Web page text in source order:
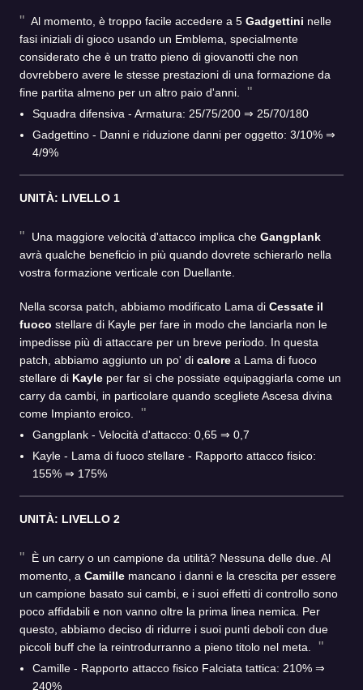
Al momento, è troppo facile accedere a 5 Gadgettini nelle
fasi iniziali di gioco usando un Emblema, specialmente
considerato che è un tratto pieno di giovanotti che non
dovrebbero avere le stesse prestazioni di una formazione da
fine partita almeno per un altro paio d'anni.
Squadra difensiva - Armatura: 25/75/200 ⇒ 25/70/180
Gadgettino - Danni e riduzione danni per oggetto: 3/10% ⇒
4/9%
UNITÀ: LIVELLO 1
Una maggiore velocità d'attacco implica che Gangplank
avrà qualche beneficio in più quando dovrete schierarlo nella
vostra formazione verticale con Duellante.
Nella scorsa patch, abbiamo modificato Lama di Cessate il
fuoco stellare di Kayle per fare in modo che lanciarla non le
impedisse più di attaccare per un breve periodo. In questa
patch, abbiamo aggiunto un po' di calore a Lama di fuoco
stellare di Kayle per far sì che possiate equipaggiarla come un
carry da cambi, in particolare quando scegliete Ascesa divina
come Impianto eroico.
Gangplank - Velocità d'attacco: 0,65 ⇒ 0,7
Kayle - Lama di fuoco stellare - Rapporto attacco fisico:
155% ⇒ 175%
UNITÀ: LIVELLO 2
È un carry o un campione da utilità? Nessuna delle due. Al
momento, a Camille mancano i danni e la crescita per essere
un campione basato sui cambi, e i suoi effetti di controllo sono
poco affidabili e non vanno oltre la prima linea nemica. Per
questo, abbiamo deciso di ridurre i suoi punti deboli con due
piccoli buff che la reintrodurranno a pieno titolo nel meta.
Camille - Rapporto attacco fisico Falciata tattica: 210% ⇒
240%